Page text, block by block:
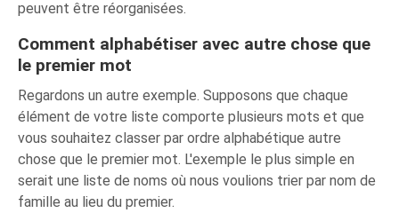
peuvent être réorganisées.
Comment alphabétiser avec autre chose que
le premier mot
Regardons un autre exemple. Supposons que chaque
élément de votre liste comporte plusieurs mots et que
vous souhaitez classer par ordre alphabétique autre
chose que le premier mot. L'exemple le plus simple en
serait une liste de noms où nous voulions trier par nom de
famille au lieu du premier.